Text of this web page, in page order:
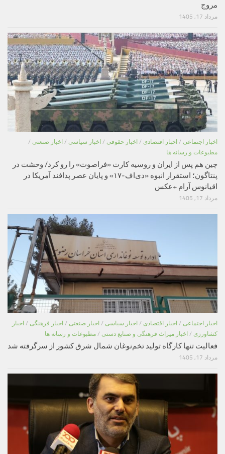
مروج
مرداد 17, 1405
اخبار اجتماعی / اخبار اقتصادی / اخبار حقوقی / اخبار سیاسی / اخبار صنعتی /
مطبوعات و رسانه ها
چین هم پس از ایران و روسیه کارت «فراصوت» را رو کرد/ وحشت در
پنتاگون؛ استقرار انبوه «دی‌اف‑۱۷» و پایان عصر پدافند آمریکا در
اقیانوس آرام +عکس
مرداد 17, 1405
اخبار اجتماعی / اخبار اقتصادی / اخبار سیاسی / اخبار صنعتی / اخبار فرهنگی / اخبار
کشاورزی / اخبار میراث فرهنگی و صنایع دستی / مطبوعات و رسانه ها
فعالیت تنها کارگاه تولید تخم‌نوغان شمال شرق کشور از سرگرفته شد
مرداد 17, 1405